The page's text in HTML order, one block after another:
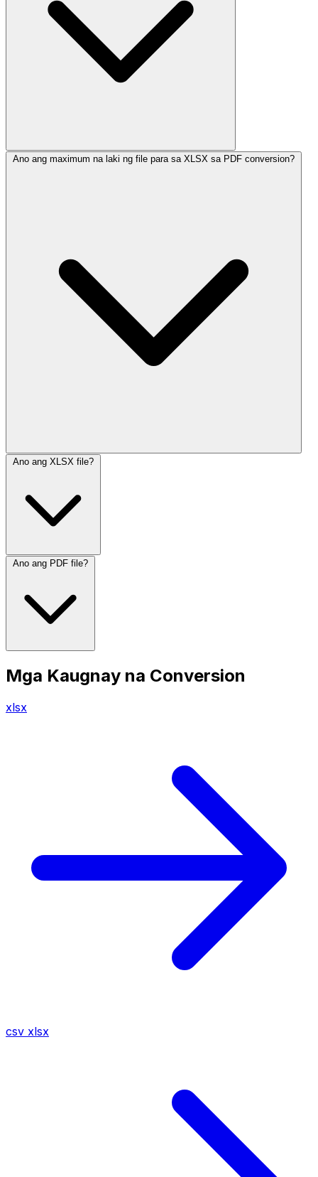
Ano ang maximum na laki ng file para sa XLSX sa PDF conversion?
Ano ang XLSX file?
Ano ang PDF file?
Mga Kaugnay na Conversion
xlsx
csv xlsx